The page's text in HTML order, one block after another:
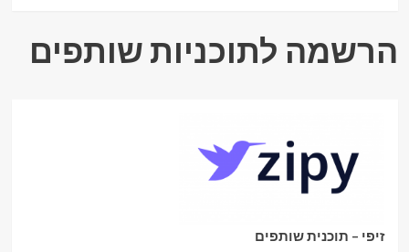
הרשמה לתוכניות שותפים
זיפי – תוכנית שותפים